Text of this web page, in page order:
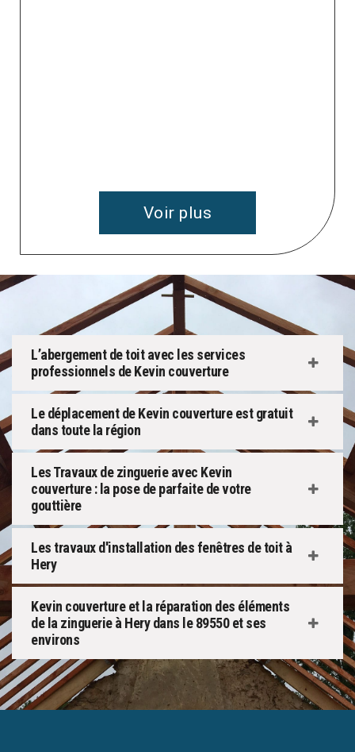
Voir plus
L’abergement de toit avec les services
professionnels de Kevin couverture
Le déplacement de Kevin couverture est gratuit
dans toute la région
Les Travaux de zinguerie avec Kevin
couverture : la pose de parfaite de votre
gouttière
Les travaux d'installation des fenêtres de toit à
Hery
Kevin couverture et la réparation des éléments
de la zinguerie à Hery dans le 89550 et ses
environs